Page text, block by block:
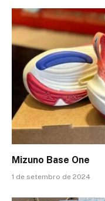
Mizuno Base One
1 de setembro de 2024